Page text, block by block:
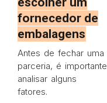
fornecedor de
embalagens
Antes de fechar uma
parceria, é importante
analisar alguns
fatores.